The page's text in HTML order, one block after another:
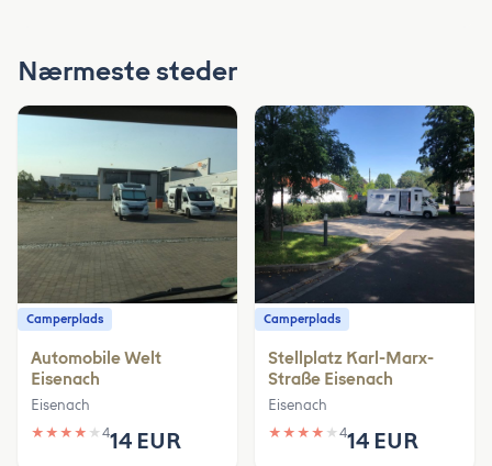
Nærmeste steder
Camperplads
Automobile Welt
Eisenach
Eisenach
★ ★ ★ ★ ★ 414 EUR
Camperplads
Stellplatz Karl-Marx-
Straße Eisenach
Eisenach
★ ★ ★ ★ ★ 414 EUR